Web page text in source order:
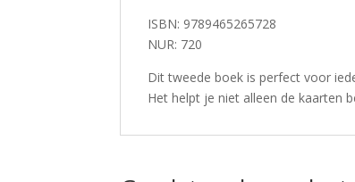
ISBN: 9789465265728
NUR: 720
Dit tweede boek is perfect voor
Het helpt je niet alleen de kaarten